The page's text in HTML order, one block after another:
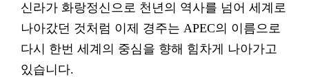
신라가 화랑정신으로 천년의 역사를 넘어 세계로
나아갔던 것처럼 이제 경주는 APEC의 이름으로
다시 한번 세계의 중심을 향해 힘차게 나아가고
있습니다.